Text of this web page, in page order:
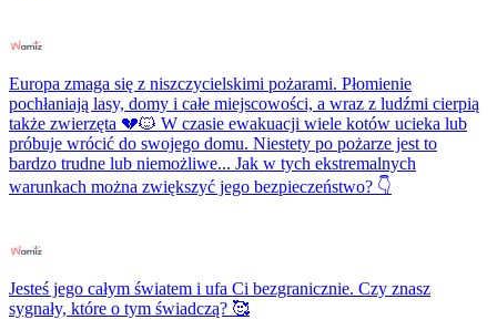
Europa zmaga się z niszczycielskimi pożarami. Płomienie
pochłaniają lasy, domy i całe miejscowości, a wraz z ludźmi cierpią
także zwierzęta 💔🐱 W czasie ewakuacji wiele kotów ucieka lub
próbuje wrócić do swojego domu. Niestety po pożarze jest to
bardzo trudne lub niemożliwe... Jak w tych ekstremalnych
warunkach można zwiększyć jego bezpieczeństwo? 👇
Jesteś jego całym światem i ufa Ci bezgranicznie. Czy znasz
sygnały, które o tym świadczą? 🥰